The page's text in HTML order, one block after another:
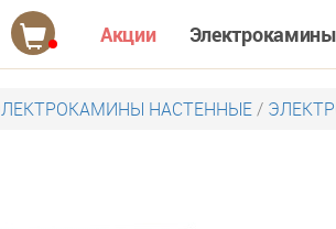
Акции Электрокамины
НАСТЕННЫЕ/